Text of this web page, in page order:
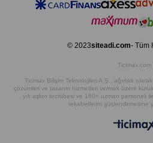
© 2023siteadi.com- Tüm
Ticimax.com
Ticimax Bilişim Teknolojileri A.Ş., ağırlıklı
çözümleri ve tasarım hizmetleri vermek üzere
yılı aşkın tecrübesi ve 180+ uzman personeli
rekabetlerini güçlendirmesine